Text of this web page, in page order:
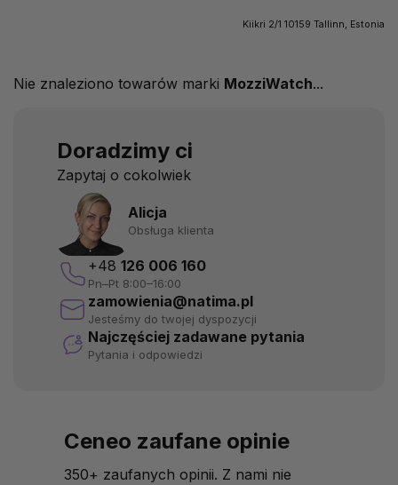
Kiikri 2/1 10159 Tallinn, Estonia
Nie znaleziono towarów marki MozziWatch...
Doradzimy ci
Zapytaj o cokolwiek
Alicja
Obsługa klienta
+48 126 006 160
Pn–Pt 8:00–16:00
zamowienia@natima.pl
Jesteśmy do twojej dyspozycji
Najczęściej zadawane pytania
Pytania i odpowiedzi
Ceneo zaufane opinie
350+ zaufanych opinii. Z nami nie